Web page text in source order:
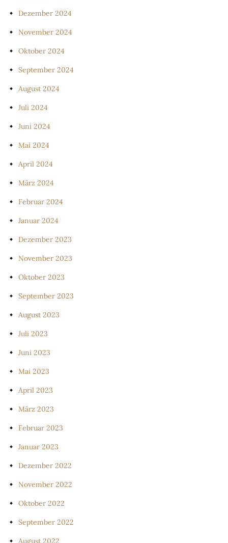
Dezember 2024
November 2024
Oktober 2024
September 2024
August 2024
Juli 2024
Juni 2024
Mai 2024
April 2024
März 2024
Februar 2024
Januar 2024
Dezember 2023
November 2023
Oktober 2023
September 2023
August 2023
Juli 2023
Juni 2023
Mai 2023
April 2023
März 2023
Februar 2023
Januar 2023
Dezember 2022
November 2022
Oktober 2022
September 2022
August 2022